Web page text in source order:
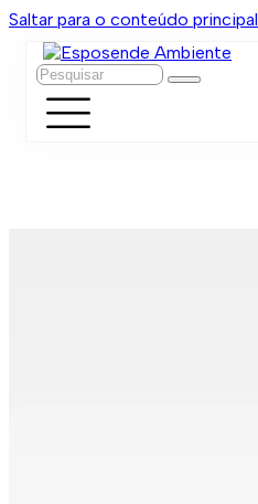
Saltar para o conteúdo principal
Pesquisar